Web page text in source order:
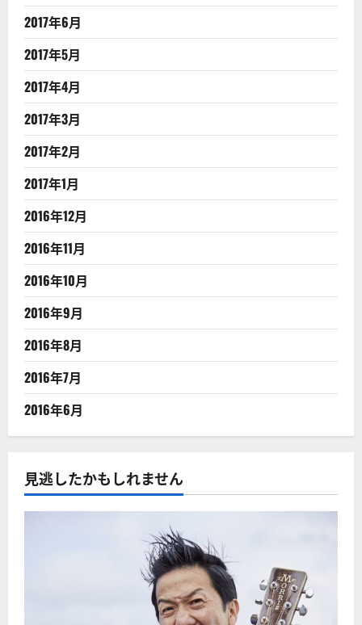
2017年6月
2017年5月
2017年4月
2017年3月
2017年2月
2017年1月
2016年12月
2016年11月
2016年10月
2016年9月
2016年8月
2016年7月
2016年6月
見逃したかもしれません